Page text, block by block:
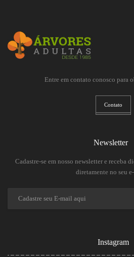
Entre em contato conosco para
Contato
Newsletter
Cadastre-se em nosso newsletter e receba
diretamente no seu
Instagram